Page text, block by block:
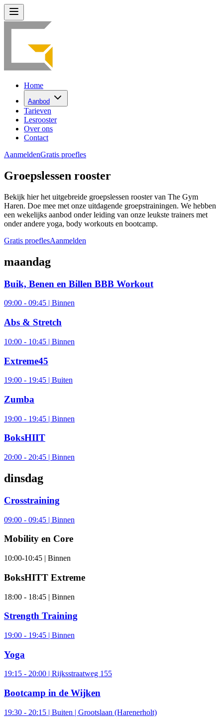
Home
Aanbod
Tarieven
Lesrooster
Over ons
Contact
AanmeldenGratis proefles
Groepslessen rooster
Bekijk hier het uitgebreide groepslessen rooster van The Gym
Haren. Doe mee met onze uitdagende groepstrainingen. We hebben
een wekelijks aanbod onder leiding van onze leukste trainers met
onder andere yoga, body workouts en bootcamp.
Gratis proeflesAanmelden
maandag
Buik, Benen en Billen BBB Workout
09:00 - 09:45 | Binnen
Abs & Stretch
10:00 - 10:45 | Binnen
Extreme45
19:00 - 19:45 | Buiten
Zumba
19:00 - 19:45 | Binnen
BoksHIIT
20:00 - 20:45 | Binnen
dinsdag
Crosstraining
09:00 - 09:45 | Binnen
Mobility en Core
10:00-10:45 | Binnen
BoksHITT Extreme
18:00 - 18:45 | Binnen
Strength Training
19:00 - 19:45 | Binnen
Yoga
19:15 - 20:00 | Rijksstraatweg 155
Bootcamp in de Wijken
19:30 - 20:15 | Buiten | Grootslaan (Harenerholt)